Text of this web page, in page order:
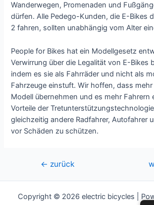
Wanderwegen, Promenaden und
dürfen. Alle Pedego-Kunden, die E-Bikes
2 fahren, sollten unabhängig vom Alter
People for Bikes hat ein Modellgesetz
Verwirrung über die Legalität von E-Bikes
indem es sie als Fahrräder und nicht als
Fahrzeuge einstuft. Wir hoffen, dass
Modell übernehmen und es mehr Fahrern
Vorteile der
gleichzeitig andere Radfahrer, Autofahrer
vor Schäden zu schützen.
Beitrags-
← zurück
Copyright © 2026 electric bicycles |